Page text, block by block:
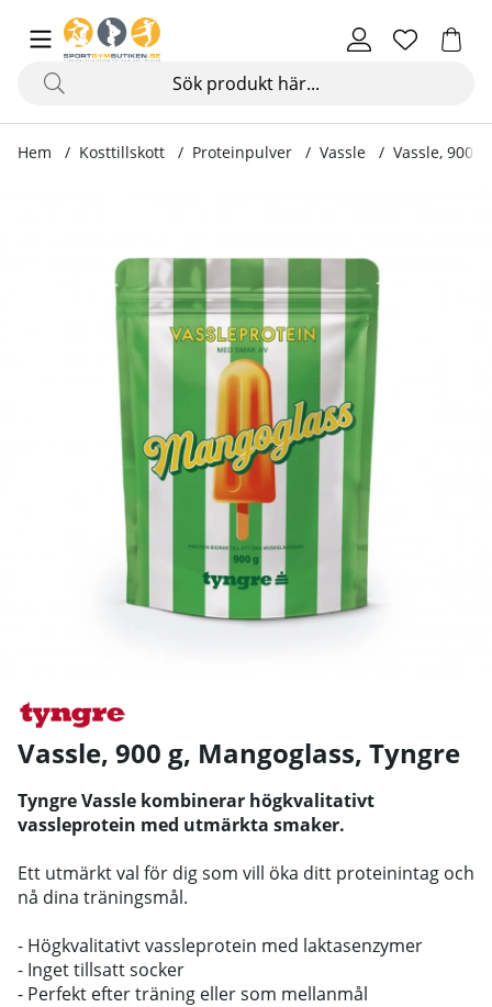
Hem Kosttillskott Proteinpulver Vassle Vassle, 900 g
Vassle, 900 g, Mangoglass, Tyngre
Tyngre Vassle kombinerar högkvalitativt
vassleprotein med utmärkta smaker.
Ett utmärkt val för dig som vill öka ditt proteinintag och
nå dina träningsmål.
- Högkvalitativt vassleprotein med laktasenzymer
- Inget tillsatt socker
- Perfekt efter träning eller som mellanmål